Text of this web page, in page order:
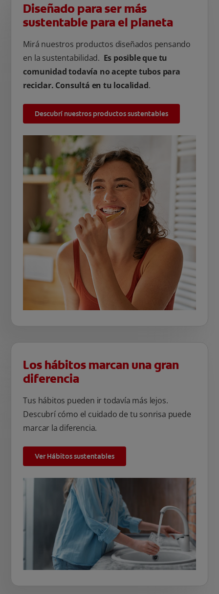
Diseñado para ser más
sustentable para el planeta
Mirá nuestros productos diseñados pensando
en la sustentabilidad. Es posible que tu
comunidad todavía no acepte tubos para
reciclar. Consultá en tu localidad.
Descubrí nuestros productos sustentables
Los hábitos marcan una gran
diferencia
Tus hábitos pueden ir todavía más lejos.
Descubrí cómo el cuidado de tu sonrisa puede
marcar la diferencia.
Ver Hábitos sustentables